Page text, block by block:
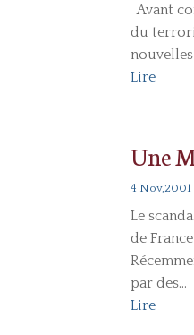
Avant
du
Lire
Une
4 Nov,2001
Le
de
par des...
Lire